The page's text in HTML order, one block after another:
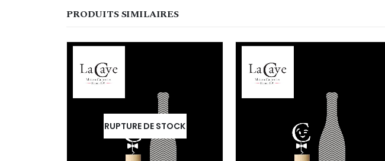
PRODUITS SIMILAIRES
RUPTURE DE STOCK